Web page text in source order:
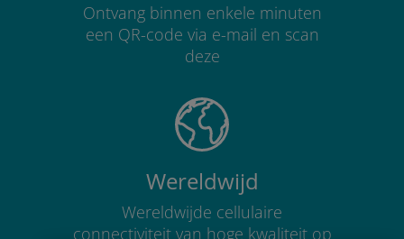
Ontvang binnen enkele minuten
een QR-code via e-mail en scan
deze
Wereldwijd
Wereldwijde cellulaire
connectiviteit van hoge kwaliteit op